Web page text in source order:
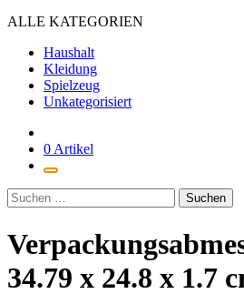
ALLE KATEGORIEN
Haushalt
Kleidung
Spielzeug
Unkategorisiert
0 Artikel
Suchen
nach:
‎34.79 x 24.8 x 1.7